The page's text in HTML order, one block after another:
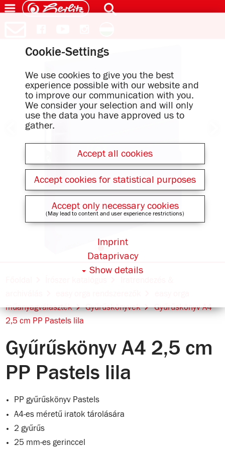
műanyagválaszték
Gyűrűskönyvek
Gyűrűskönyv A4
2,5 cm PP Pastels lila
Gyűrűskönyv A4 2,5 cm
PP Pastels lila
PP gyűrűskönyv Pastels
A4-es méretű iratok tárolására
2 gyűrűs
25 mm-es gerinccel
Cookie-Settings
We use cookies to give you the best
experience possible with our website and
to improve our communication with you.
We consider your selection and will only
use the data you have approved us to
gather.
Accept all cookies
Accept cookies for statistical purposes
Accept only necessary cookies
(May lead to content and user experience restrictions)
Show details
Dataprivacy
Imprint